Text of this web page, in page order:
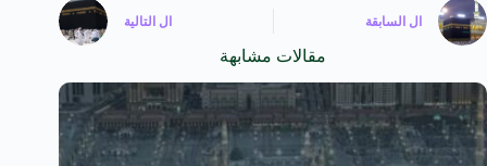
ال السابقة ال التالية
مقالات مشابهة